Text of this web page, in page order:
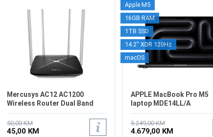
Mercusys AC12 AC1200
Wireless Router Dual Band
50,00 KM
45,00 KM
Apple M5
16GB RAM
1TB SSD
14.2" XDR 120Hz
macOS
APPLE MacBook Pro M5
laptop MDE14LL/A
5.249,00 KM
4.679,00 KM